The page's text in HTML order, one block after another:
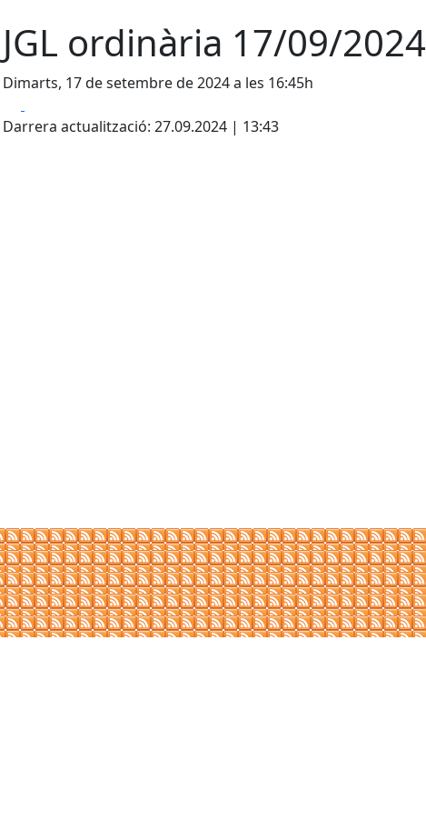
JGL ordinària 17/09/2024
Dimarts, 17 de setembre de 2024 a les 16:45h
Darrera actualització: 27.09.2024 | 13:43